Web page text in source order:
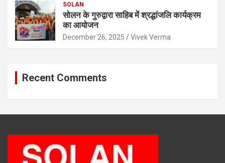
SOLAN
सोलन के गुरुद्वारा साहिब में श्रद्धांजलि कार्यक्रम
का आयोजन
December 26, 2025 Vivek Verma
Recent Comments